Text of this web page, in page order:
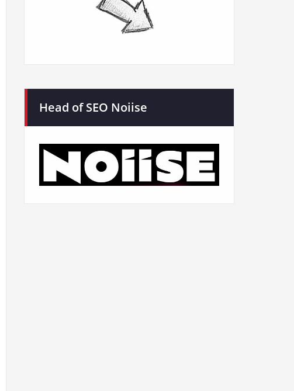
Head of SEO Noiise